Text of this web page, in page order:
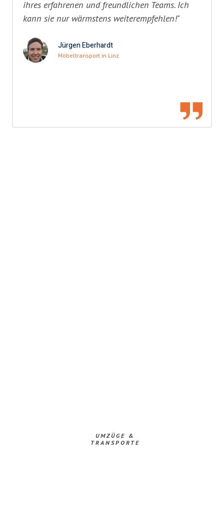
ihres erfahrenen und freundlichen Teams. Ich
kann sie nur wärmstens weiterempfehlen!"
Jürgen Eberhardt
Möbeltransport in Linz
UMZÜGE &
TRANSPORTE